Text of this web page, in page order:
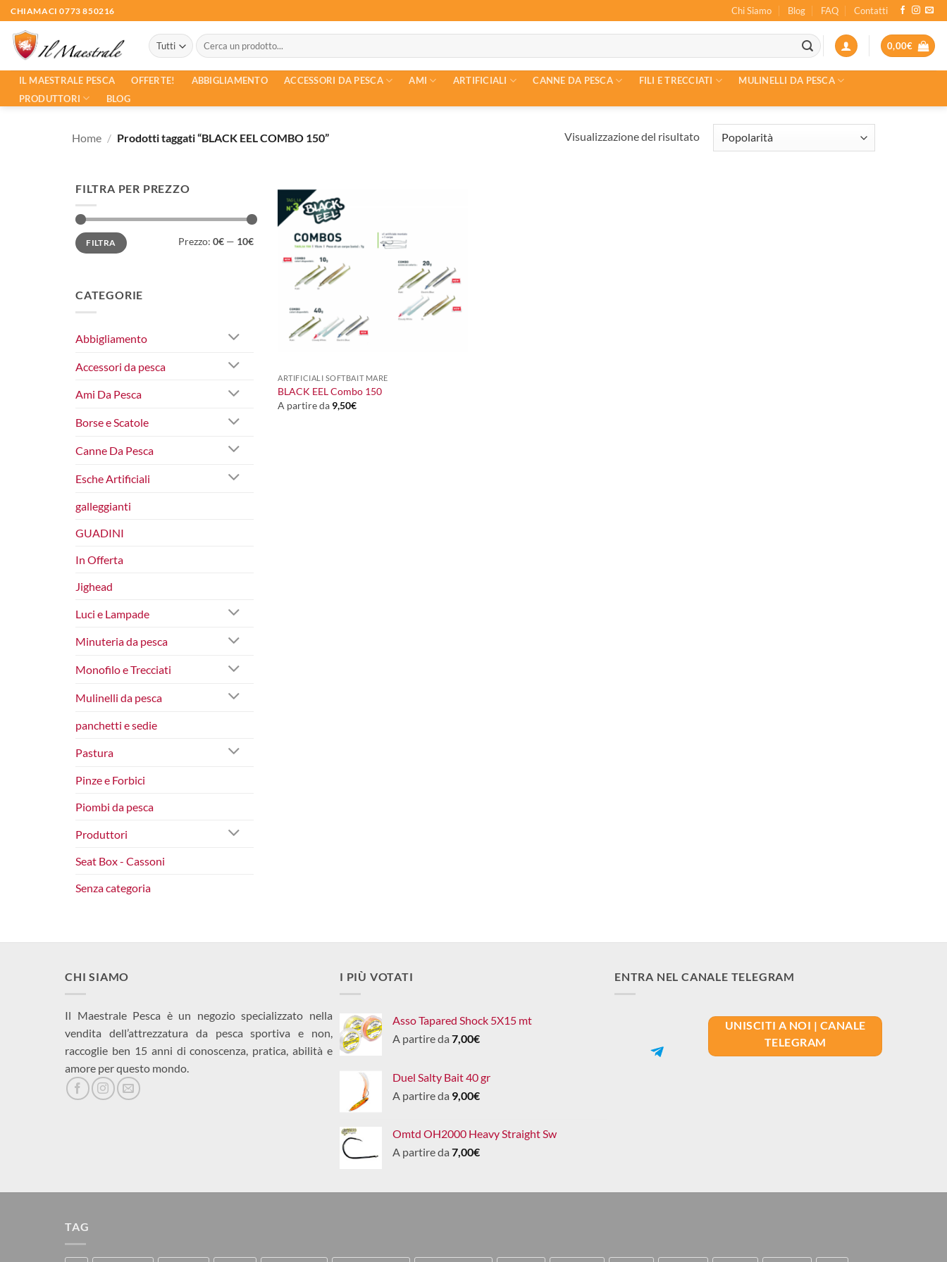
Salta
ai
contenuti
CHIAMACI 0773 850216 Chi Siamo Blog FAQ Contatti
Cerca:
0,00€
IL MAESTRALE PESCA OFFERTE! ABBIGLIAMENTO ACCESSORI DA PESCA AMI ARTIFICIALI CANNE DA PESCA FILI E TRECCIATI
MULINELLI DA PESCA
PRODUTTORI
BLOG
Home / Prodotti taggati “BLACK EEL COMBO 150” Visualizzazione del risultato
FILTRA PER PREZZO
Prezzo
Min
Prezzo
MaxFILTRA Prezzo: 0€— 10€
CATEGORIE
Abbigliamento
Accessori da pesca
Ami Da Pesca
Borse e Scatole
Canne Da Pesca
Esche Artificiali
galleggianti
GUADINI
In Offerta
Jighead
Luci e Lampade
Minuteria da pesca
Monofilo e Trecciati
Mulinelli da pesca
panchetti e sedie
Pastura
Pinze e Forbici
Piombi da pesca
Produttori
Seat Box - Cassoni
Senza categoria
ARTIFICIALI SOFTBAIT MARE
BLACK EEL Combo 150
A partire da 9,50€
CHI SIAMO
Il Maestrale Pesca è un negozio specializzato nella
vendita dell’attrezzatura da pesca sportiva e non,
raccoglie ben 15 anni di conoscenza, pratica, abilità e
amore per questo mondo.
I PIÙ VOTATI
Asso Tapared Shock 5X15 mt
A partire da 7,00€
Duel Salty Bait 40 gr
A partire da 9,00€
Omtd OH2000 Heavy Straight Sw
A partire da 7,00€
ENTRA NEL CANALE TELEGRAM
UNISCITI A NOI | CANALE
TELEGRAM
TAG